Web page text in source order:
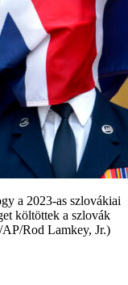
a 2023-as szlovákiai
költöttek a szlovák
Rod Lamkey, Jr.)